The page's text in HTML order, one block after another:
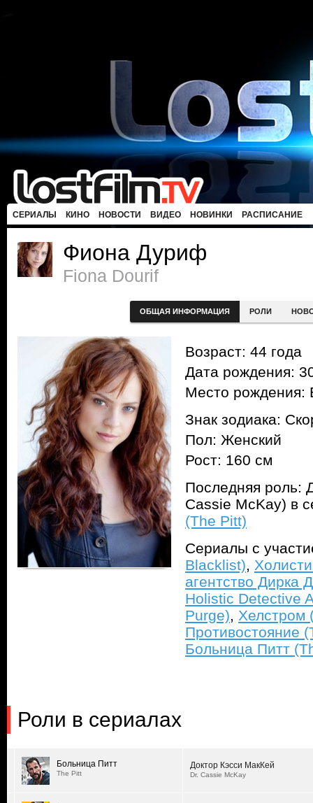
СЕРИАЛЫ КИНО НОВОСТИ ВИДЕО НОВИНКИ РАСПИСАНИЕ
Фиона Дуриф
Fiona Dourif
ОБЩАЯ ИНФОРМАЦИЯ РОЛИ
Возраст: 44 года
Дата рождения:
Место
Знак зодиака:
Пол: Женский
Рост: 160 см
Последняя роль:
Cassie McKay) в
(The Pitt)
Сериалы с
Blacklist),
агентство Дирка
Holistic Detective
Purge), Хелстром
Противостояние
Больница Питт
Роли в сериалах
Больница Питт
The Pitt
Доктор Кэсси МакКей
Dr. Cassie McKay